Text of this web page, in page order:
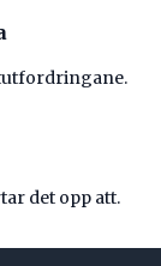
det opp att.